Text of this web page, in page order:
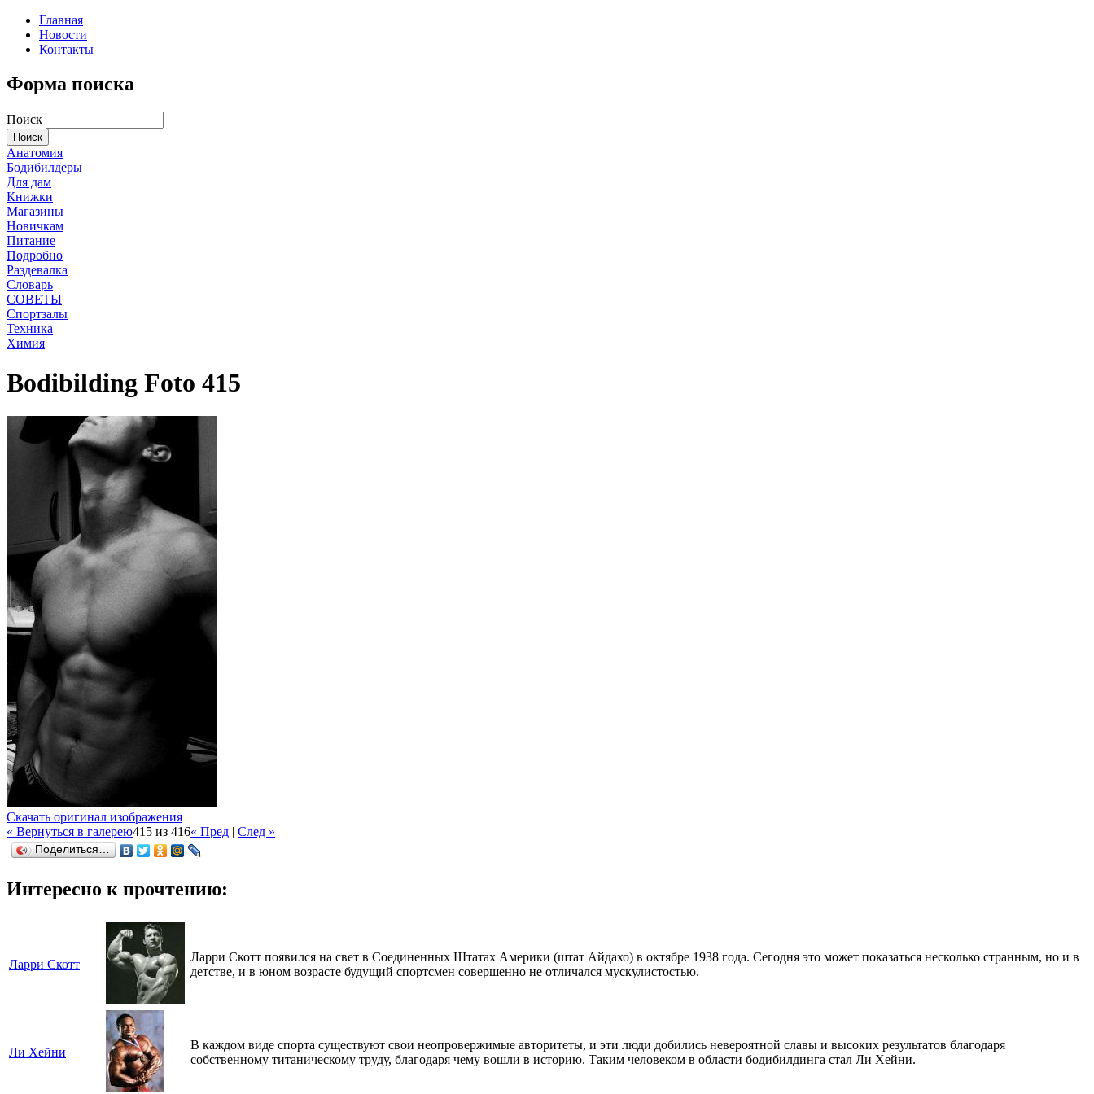
Главная
Новости
Контакты
Форма поиска
Поиск
Анатомия
Бодибилдеры
Для дам
Книжки
Магазины
Новичкам
Питание
Подробно
Раздевалка
Словарь
СОВЕТЫ
Спортзалы
Техника
Химия
Bodibilding Foto 415
Скачать оригинал изображения
« Вернуться в галерею415 из 416« Пред | След »
Поделиться…
Интересно к прочтению:
Ларри Скотт
Ларри Скотт появился на свет в Соединенных Штатах Америки (штат Айдахо) в октябре 1938 года. Сегодня это может показаться несколько странным, но и в
детстве, и в юном возрасте будущий спортсмен совершенно не отличался мускулистостью.
Ли Хейни
В каждом виде спорта существуют свои неопровержимые авторитеты, и эти люди добились невероятной славы и высоких результатов благодаря
собственному титаническому труду, благодаря чему вошли в историю. Таким человеком в области бодибилдинга стал Ли Хейни.